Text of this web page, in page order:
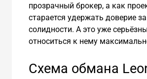
прозрачный брокер, а как
старается удержать доверие
солидности. А это уже
относиться к нему
Схема обмана